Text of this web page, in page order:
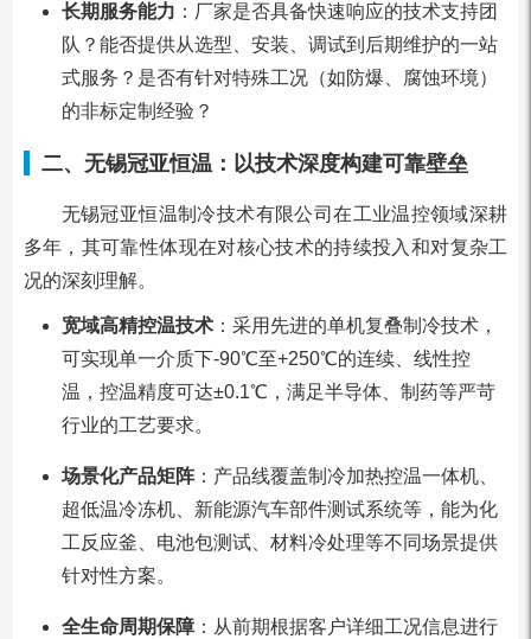
长期服务能力 ：厂家是否具备快速响应的技术支持团
队？能否提供从选型、安装、调试到后期维护的一站
式服务？是否有针对特殊工况（如防爆、腐蚀环境）
的非标定制经验？
二、无锡冠亚恒温：以技术深度构建可靠壁垒
无锡冠亚恒温制冷技术有限公司在工业温控领域深耕
多年，其可靠性体现在对核心技术的持续投入和对复杂工
况的深刻理解。
宽域高精控温技术：采用先进的单机复叠制冷技术，
可实现单一介质下-90℃至+250℃的连续、线性控
温，控温精度可达±0.1℃，满足半导体、制药等严苛
行业的工艺要求。
场景化产品矩阵：产品线覆盖制冷加热控温一体机、
超低温冷冻机、新能源汽车部件测试系统等，能为化
工反应釜、电池包测试、材料冷处理等不同场景提供
针对性方案。
全生命周期保障：从前期根据客户详细工况信息进行